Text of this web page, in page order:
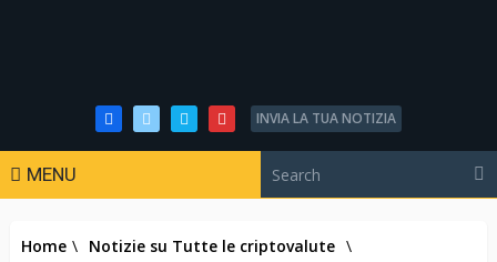
INVIA LA TUA NOTIZIA
MENU
Home \ Notizie su Tutte le criptovalute \